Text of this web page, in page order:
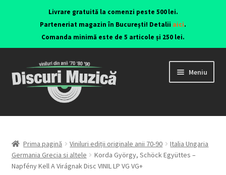
Livrare gratuită la comenzi peste 500 lei.
Parteneriat magazin în București! Detalii aici.
Comanda minimă este de 5 articole și 250 lei.
Meniu
Viniluri ediții originale anii 70-90
CD-uri originale
Contact
Prima pagină Viniluri ediții originale anii 70-90
Italia Ungaria
Germania Grecia si altele
Korda György, Schöck Együttes –
Napfény Kell A Virágnak Disc VINIL LP VG VG+